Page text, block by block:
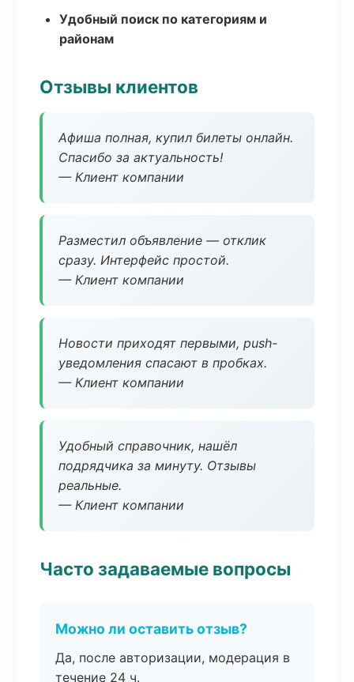
Удобный поиск по категориям и
районам
Отзывы клиентов
Афиша полная, купил билеты онлайн.
Спасибо за актуальность!
— Клиент компании
Разместил объявление — отклик
сразу. Интерфейс простой.
— Клиент компании
Новости приходят первыми, push-
уведомления спасают в пробках.
— Клиент компании
Удобный справочник, нашёл
подрядчика за минуту. Отзывы
реальные.
— Клиент компании
Часто задаваемые вопросы
Можно ли оставить отзыв?
Да, после авторизации, модерация в
течение 24 ч.